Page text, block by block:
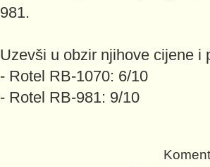
981.
Uzevši u obzir njihove cijene i
- Rotel RB-1070: 6/10
- Rotel RB-981: 9/10